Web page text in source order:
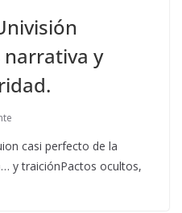
narrativa y
casi perfecto de la
y traiciónPactos ocultos,